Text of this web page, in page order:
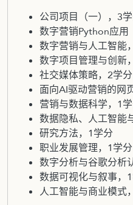
公司项目（一），3
数字营销Python应用
数字营销与人工智能
数字项目管理与创新
社交媒体策略，2学分
面向AI驱动营销的网
营销与数据科学，1
数据隐私、人工智能
研究方法，1学分
职业发展管理，1学分
数字分析与谷歌分析
数据可视化与叙事，
人工智能与商业模式